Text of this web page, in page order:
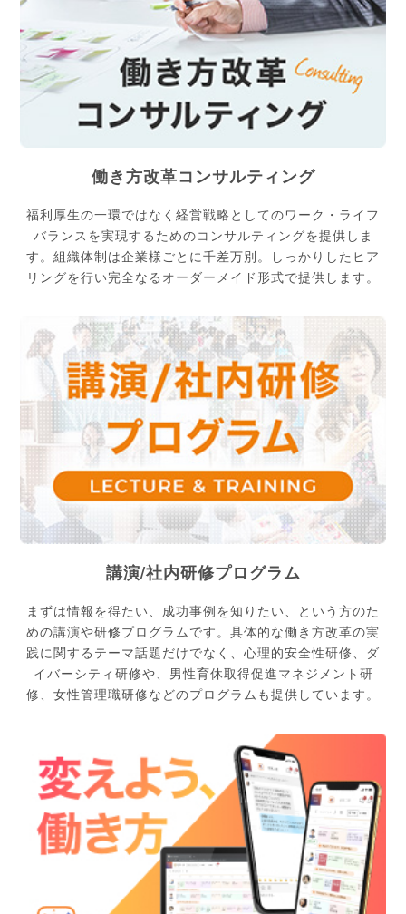
働き方改革コンサルティング
福利厚生の一環ではなく経営戦略としてのワーク・ライフ
バランスを実現するためのコンサルティングを提供しま
す。組織体制は企業様ごとに千差万別。しっかりしたヒア
リングを行い完全なるオーダーメイド形式で提供します。
講演/社内研修プログラム
まずは情報を得たい、成功事例を知りたい、という方のた
めの講演や研修プログラムです。具体的な働き方改革の実
践に関するテーマ話題だけでなく、心理的安全性研修、ダ
イバーシティ研修や、男性育休取得促進マネジメント研
修、女性管理職研修などのプログラムも提供しています。